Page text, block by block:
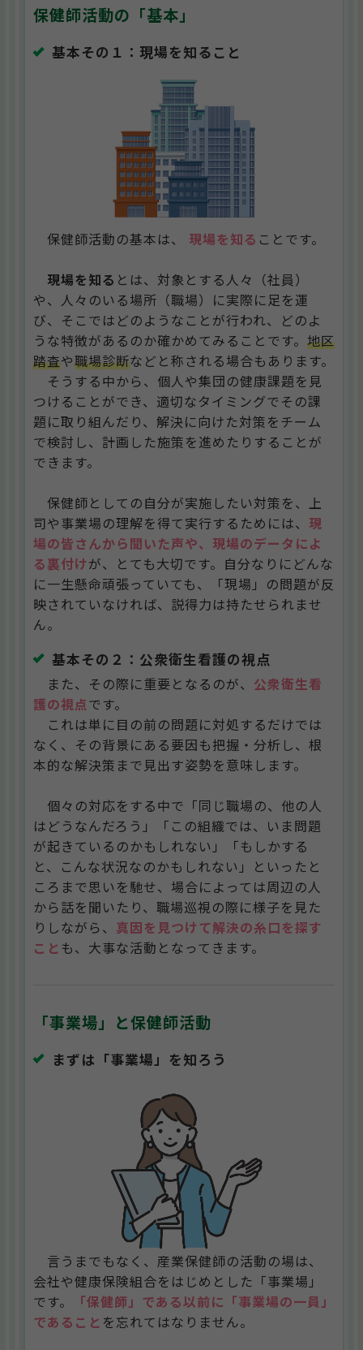
保健師活動の「基本」
基本その１：現場を知ること
保健師活動の基本は、 現場を知る ことです。
現場を知る とは、対象とする人々（社員）
や、人々のいる場所（職場）に実際に足を運
び、そこではどのようなことが行われ、どのよ
うな特徴があるのか確かめてみることです。 地区
踏査や職場診断などと称される場合もあります。
そうする中から、個人や集団の健康課題を見
つけることができ、適切なタイミングでその課
題に取り組んだり、解決に向けた対策をチーム
で検討し、計画した施策を進めたりすることが
できます。
保健師としての自分が実施したい対策を、上
司や事業場の理解を得て実行するためには、 現
場の皆さんから聞いた声や、現場のデータによ
る裏付け が、とても大切です。自分なりにどんな
に一生懸命頑張っていても、「現場」の問題が反
映されていなければ、説得力は持たせられませ
ん。
基本その２：公衆衛生看護の視点
また、その際に重要となるのが、 公衆衛生看
護の視点 です。
これは単に目の前の問題に対処するだけでは
なく、その背景にある要因も把握・分析し、根
本的な解決策まで見出す姿勢を意味します。
個々の対応をする中で「同じ職場の、他の人
はどうなんだろう」「この組織では、いま問題
が起きているのかもしれない」「もしかする
と、こんな状況なのかもしれない」といったと
ころまで思いを馳せ、場合によっては周辺の人
から話を聞いたり、職場巡視の際に様子を見た
りしながら、 真因を見つけて解決の糸口を探す
こと も、大事な活動となってきます。
「事業場」と保健師活動
まずは「事業場」を知ろう
言うまでもなく、産業保健師の活動の場は、
会社や健康保険組合をはじめとした「事業場」
です。
「保健師」である以前に「事業場の一員」
であること を忘れてはなりません。